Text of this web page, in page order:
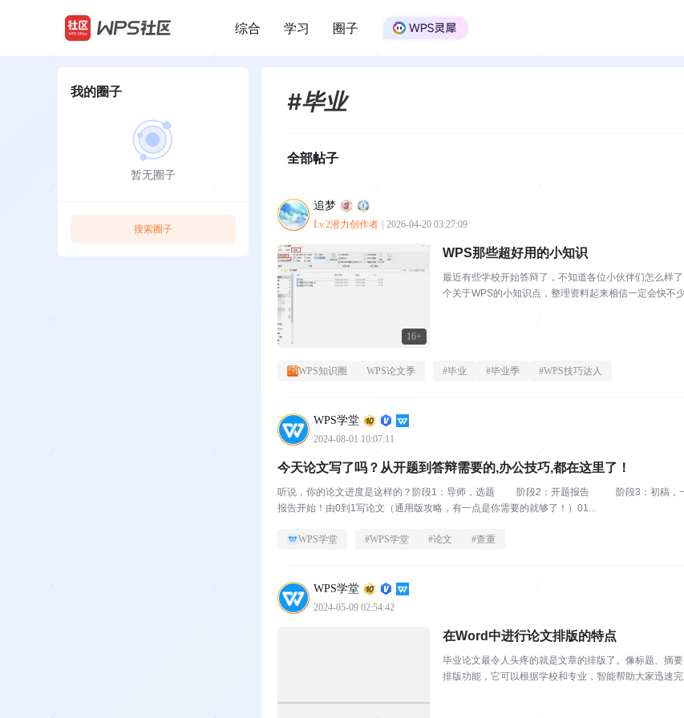
/
综合 学习 圈子
我的圈子
暂无圈子
搜索圈子
#毕业
全部帖子
追梦
Lv.2潜力创作者 2026-04-20 03:27:09
16+
WPS那些超好用的小知识
最近有些学校开始答辩了，不知道各位小伙伴们怎么样
个关于WPS的小知识点，整理资料起来相信一定会快不
WPS知识圈 WPS论文季 #毕业 #毕业季 #WPS技巧达人
WPS学堂
2024-08-01 10:07:11
今天论文写了吗？从开题到答辩需要的,办公技巧,都在这里了！
听说，你的论文进度是这样的？阶段1：导师，选题 阶段2：开题报告 阶段3：初稿，
报告开始！由0到1写论文（通用版攻略，有一点是你需要的就够了！）01...
WPS学堂 #WPS学堂 #论文 #查重
WPS学堂
2024-05-09 02:54:42
在Word中进行论文排版的特点
毕业论文最令人头疼的就是文章的排版了。像标题、摘
排版功能，它可以根据学校和专业，智能帮助大家迅速